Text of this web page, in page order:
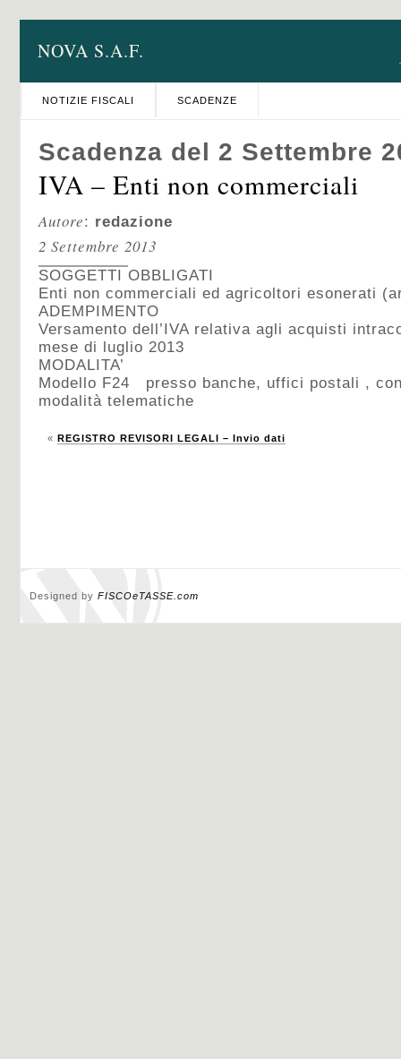
NOVA S.A.F.
NOTIZIE FISCALI SCADENZE
Scadenza del 2 Settembre
IVA – Enti non commerciali
Autore: redazione
2 Settembre 2013
SOGGETTI OBBLIGATI
Enti non commerciali ed agricoltori esonerati
ADEMPIMENTO
Versamento dell’IVA relativa agli acquisti
mese di luglio 2013
MODALITA’
Modello F24 presso banche, uffici postali ,
modalità telematiche
« REGISTRO REVISORI LEGALI – Invio dati
Designed by FISCOeTASSE.com